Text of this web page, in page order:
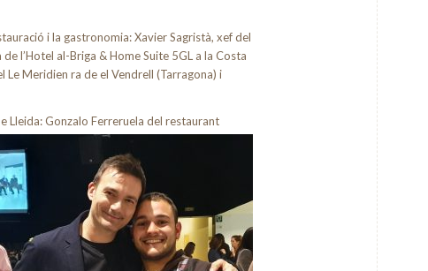
i la gastronomia: Xavier Sagristà, xef del
l’Hotel al-Briga & Home Suite 5GL a la Costa
Meridien ra de el Vendrell (Tarragona) i
Lleida: Gonzalo Ferreruela del restaurant